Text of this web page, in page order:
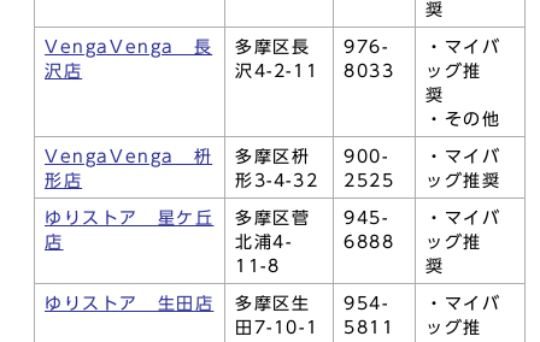
奨
VengaVenga 長
沢店
多摩区長
沢4-2-11
976-
8033
・マイバ
ッグ推
奨
・その他
VengaVenga 枡
形店
多摩区枡
形3-4-32
900-
2525
・マイバ
ッグ推奨
ゆりストア 星ケ丘
店
多摩区菅
北浦4-
11-8
945-
6888
・マイバ
ッグ推
奨
ゆりストア 生田店
多摩区生
田7-10-1
954-
5811
・マイバ
ッグ推